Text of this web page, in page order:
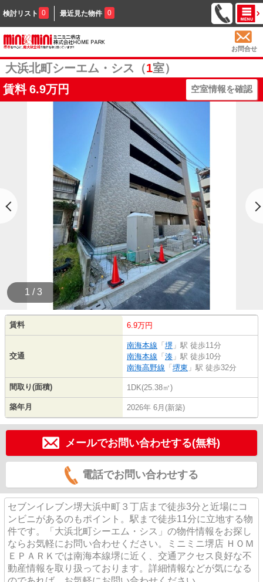
検討リスト 0 最近見た物件 0
お問合せ
大浜北町シーエム・シス（1室）
賃料 6.9万円 空室情報を確認
1 / 3
賃料 6.9万円
交通
南海本線 「 堺 」駅 徒歩11分
南海本線 「 湊 」駅 徒歩10分
南海高野線 「 堺東 」駅 徒歩32分
間取り(面積) 1DK(25.38㎡)
築年月 2026年 6月(新築)
メールでお問い合わせする(無料)
電話でお問い合わせする
セブンイレブン堺大浜中町３丁店まで徒歩3分と近場にコ
ンビニがあるのもポイント。駅まで徒歩11分に立地する物
件です。「大浜北町シーエム・シス」の物件情報をお探し
ならお気軽にお問い合わせください。ミニミニ堺店 ＨＯＭ
ＥＰＡＲＫでは南海本線堺に近く、交通アクセス良好な不
動産情報を取り扱っております。詳細情報などが気になる